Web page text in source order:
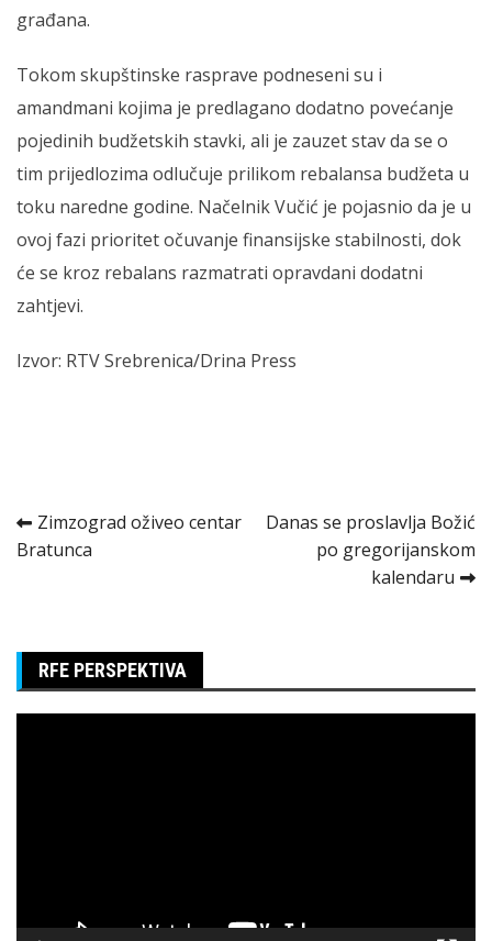
građana.
Tokom skupštinske rasprave podneseni su i
amandmani kojima je predlagano dodatno povećanje
pojedinih budžetskih stavki, ali je zauzet stav da se o
tim prijedlozima odlučuje prilikom rebalansa budžeta u
toku naredne godine. Načelnik Vučić je pojasnio da je u
ovoj fazi prioritet očuvanje finansijske stabilnosti, dok
će se kroz rebalans razmatrati opravdani dodatni
zahtjevi.
Izvor: RTV Srebrenica/Drina Press
Kretanje
članka
Zimzograd oživeo centar
Bratunca
Danas se proslavlja Božić
po gregorijanskom
kalendaru
RFE PERSPEKTIVA